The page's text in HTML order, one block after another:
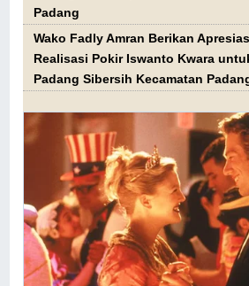
Padang
Wako Fadly Amran Berikan
Realisasi Pokir Iswanto Kwara
Padang Sibersih Kecamatan